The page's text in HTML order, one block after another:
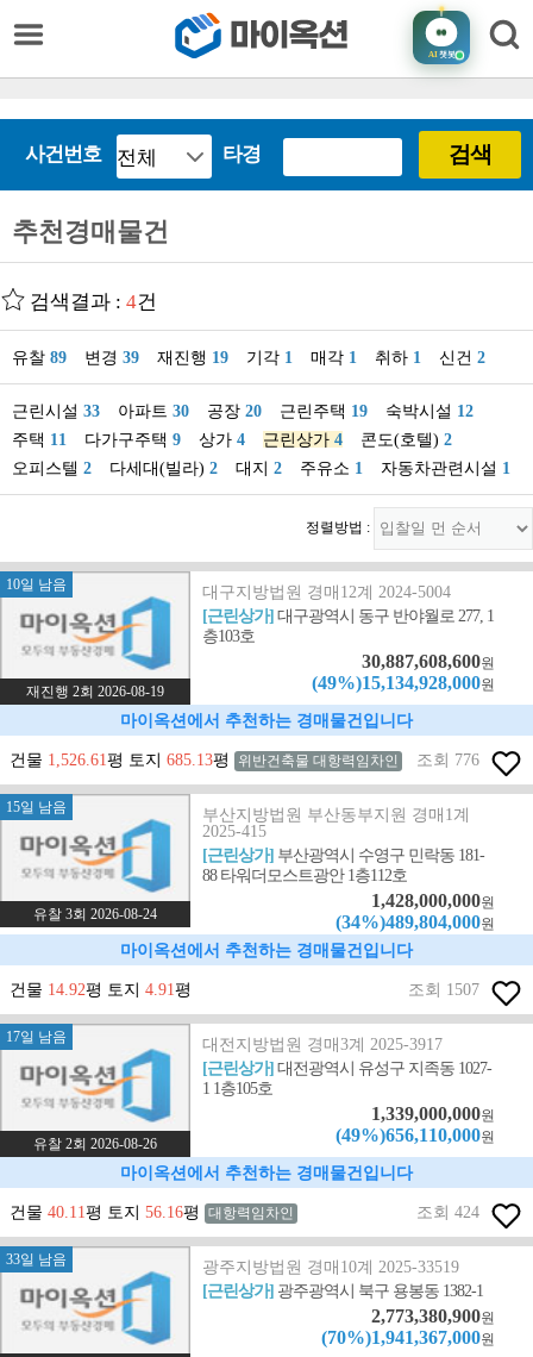
AI챗봇
사건번호 타경 검색
추천경매물건
검색결과 : 4건
유찰 89 변경 39 재진행 19 기각 1 매각 1 취하 1 신건 2
근린시설 33 아파트 30 공장 20 근린주택 19 숙박시설 12
주택 11 다가구주택 9 상가 4 근린상가 4 콘도(호텔) 2
오피스텔 2 다세대(빌라) 2 대지 2 주유소 1 자동차관련시설 1
정렬방법 :
10일 남음
재진행 2회 2026-08-19
대구지방법원 경매12계 2024-5004
[근린상가]대구광역시 동구 반야월로 277, 1
층103호
30,887,608,600원
(49%)15,134,928,000원
마이옥션에서 추천하는 경매물건입니다
건물 1,526.61평 토지 685.13평 위반건축물 대항력임차인 조회 776
15일 남음
유찰 3회 2026-08-24
부산지방법원 부산동부지원 경매1계
2025-415
[근린상가] 부산광역시 수영구 민락동 181-
88 타워더모스트광안 1층112호
1,428,000,000원
(34%)489,804,000원
마이옥션에서 추천하는 경매물건입니다
건물 14.92평 토지 4.91평 조회 1507
17일 남음
유찰 2회 2026-08-26
대전지방법원 경매3계 2025-3917
[근린상가]대전광역시 유성구 지족동 1027-
1 1층105호
1,339,000,000원
(49%)656,110,000원
마이옥션에서 추천하는 경매물건입니다
건물 40.11평 토지 56.16평 대항력임차인 조회 424
33일 남음
광주지방법원 경매10계 2025-33519
[근린상가] 광주광역시 북구 용봉동 1382-1
2,773,380,900원
(70%)1,941,367,000원